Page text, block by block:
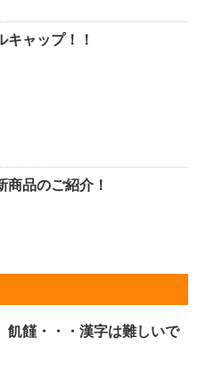
キャップ！！
商品のご紹介！
飢饉・・・漢字は難しいで